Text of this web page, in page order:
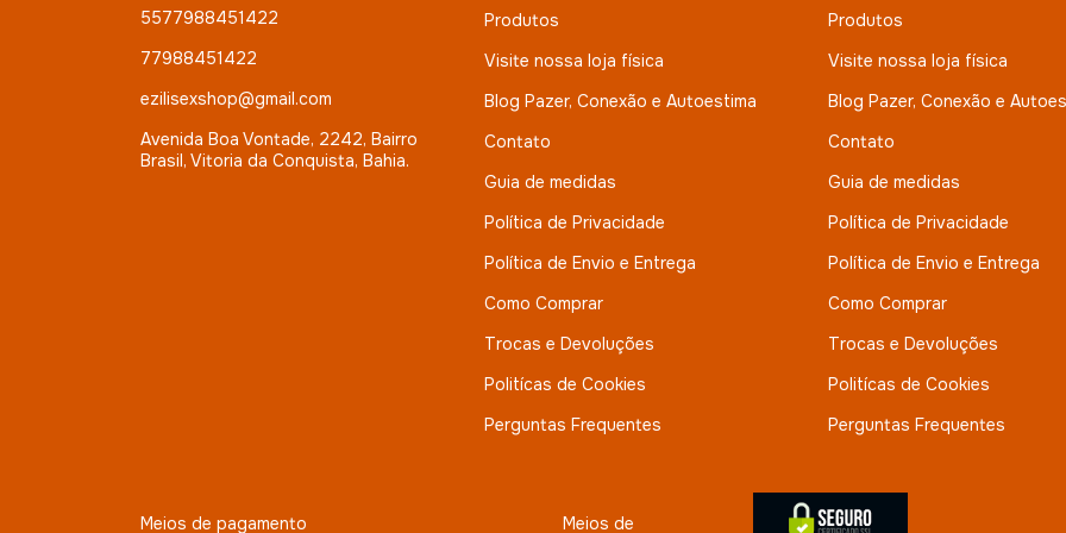
5577988451422
77988451422
ezilisexshop@gmail.com
Avenida Boa Vontade, 2242, Bairro
Brasil, Vitoria da Conquista, Bahia.
Produtos
Visite nossa loja física
Blog Pazer, Conexão e Autoestima
Contato
Guia de medidas
Política de Privacidade
Política de Envio e Entrega
Como Comprar
Trocas e Devoluções
Politícas de Cookies
Perguntas Frequentes
Produtos
Visite nossa loja física
Blog Pazer, Conexão e
Contato
Guia de medidas
Política de Privacidade
Política de Envio e Entrega
Como Comprar
Trocas e Devoluções
Politícas de Cookies
Perguntas Frequentes
Meios de pagamento Meios de